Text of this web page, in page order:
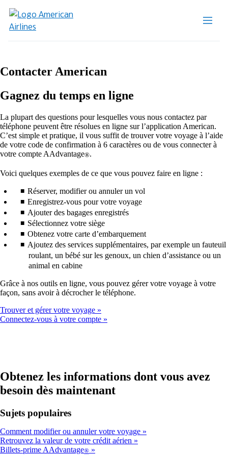
Contacter American
Gagnez du temps en ligne
La plupart des questions pour lesquelles vous nous contactez par
téléphone peuvent être résolues en ligne sur l’application American.
C’est simple et pratique, il vous suffit de trouver votre voyage à l’aide
de votre code de confirmation à 6 caractères ou de vous connecter à
votre compte AAdvantage®.
Voici quelques exemples de ce que vous pouvez faire en ligne :
Réserver, modifier ou annuler un vol
Enregistrez-vous pour votre voyage
Ajouter des bagages enregistrés
Sélectionnez votre siège
Obtenez votre carte d’embarquement
Ajoutez des services supplémentaires, par exemple un fauteuil
roulant, un bébé sur les genoux, un chien d’assistance ou un
animal en cabine
Grâce à nos outils en ligne, vous pouvez gérer votre voyage à votre
façon, sans avoir à décrocher le téléphone.
Trouver et gérer votre voyage
Connectez-vous à votre compte
Obtenez les informations dont vous avez
besoin dès maintenant
Sujets populaires
Comment modifier ou annuler votre voyage
Retrouvez la valeur de votre crédit aérien
Billets-prime AAdvantage®